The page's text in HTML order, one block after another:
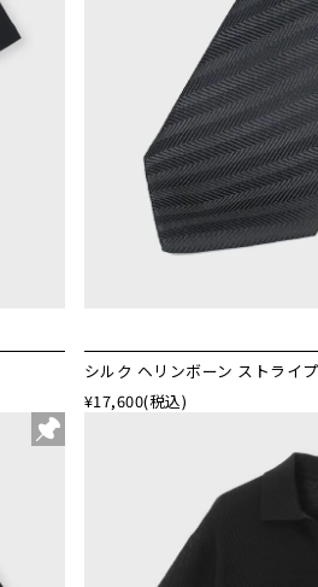
シルク ヘリンボーン ストライ
¥17,600(税込)